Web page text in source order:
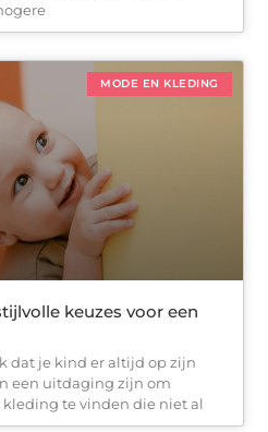
MODE EN KLEDING
keuzes voor een
dat je kind er altijd op zijn
een uitdaging zijn om
te vinden die niet al